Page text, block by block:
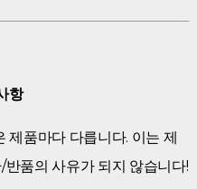
항
제품마다 다릅니다. 이는 제
품의 사유가 되지 않습니다!